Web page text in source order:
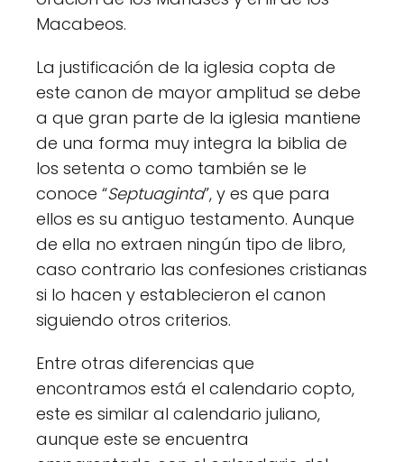
Macabeos.
La justificación de la iglesia copta de
este canon de mayor amplitud se debe
a que gran parte de la iglesia mantiene
de una forma muy integra la biblia de
los setenta o como también se le
conoce “Septuaginta”, y es que para
ellos es su antiguo testamento. Aunque
de ella no extraen ningún tipo de libro,
caso contrario las confesiones cristianas
si lo hacen y establecieron el canon
siguiendo otros criterios.
Entre otras diferencias que
encontramos está el calendario copto,
este es similar al calendario juliano,
aunque este se encuentra